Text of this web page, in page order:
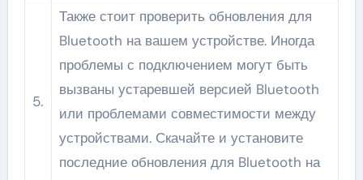
5.
Также стоит проверить обновления для
Bluetooth на вашем устройстве. Иногда
проблемы с подключением могут быть
вызваны устаревшей версией Bluetooth
или проблемами совместимости между
устройствами. Скачайте и установите
последние обновления для Bluetooth на